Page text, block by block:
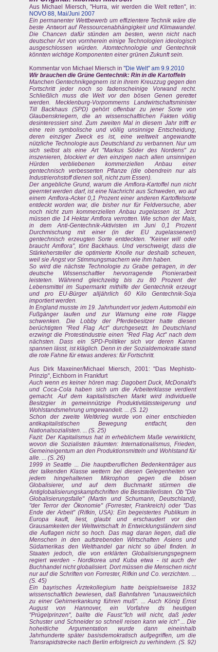
Aus Michael Miersch, "Hurra, wir werden die Welt retten", in:
NOVO 88, Mai/Juni 2007
Ein permanenter Wettbewerb um effizientere Technik wäre die
beste Antwort auf Ressourcenabhängigkeit und Klimawandel.
Die Chancen dafür stünden am besten, wenn nicht nach
deutscher Art von vornherein einige Technologien ideologisch
ausgeschlossen würden. Atomtechnologie und Gentechnik
könnten wichtige Komponenten einer grünen Zukunft sein.
Kommentar von Michael Miersch in "Die Welt" am 9.9.2010
Wir brauchen die Grüne Gentechnik: Rin in die Kartoffeln
Manchen Gentechnikgegnern ist in ihrem Kreuzzug gegen den
Fortschritt jeder noch so fadenscheinige Vorwand recht.
Schließlich muss die Welt vor den bösen Genen gerettet
werden. Mecklenburg-Vorpommerns Landwirtschaftsminister
Till Backhaus (SPD) gehört offenbar zu jener Sorte von
Glaubenskriegern, die an wissenschaftlichen Fakten völlig
desinteressiert sind. Zum zweiten Mal in diesem Jahr trifft er
eine rein symbolische und völlig unsinnige Entscheidung,
deren einziger Zweck es ist, eine weltweit angewandte
nützliche Technologie aus Deutschland zu verbannen. Nur um
sich selbst als eine Art "Markus Söder des Nordens" zu
inszenieren, blockiert er den einzigen nach allen unsinnigen
Hürden verbliebenen kommerziellen Anbau einer
gentechnisch verbesserten Pflanze (die obendrein nur als
Industrierohstoff dienen soll, nicht zum Essen).
Der angebliche Grund, warum die Amflora-Kartoffel nun nicht
geerntet werden darf, ist eine Nachricht aus Schweden, wo auf
einem Amflora-Acker 0,1 Prozent einer anderen Kartoffelsorte
entdeckt worden war, die bisher nur für Feldversuche, aber
noch nicht zum kommerziellen Anbau zugelassen ist. Jetzt
müssen die 14 Hektar Amflora verrotten. Wie schon der Mais,
in dem Anti-Gentechnik-Aktivisten im Juni 0,1 Prozent
Durchmischung mit einer (in der EU zugelassenen!)
gentechnisch erzeugten Sorte entdeckten. "Keiner will oder
braucht Amflora", tönt Backhaus. Und verschweigt, dass die
Stärkehersteller die optimierte Knolle nur deshalb scheuen,
weil sie Angst vor Stimmungsmachern wie ihm haben.
So wird die nächste Technologie zu Grabe getragen, in der
deutsche Wissenschaftler hervorragende Pionierarbeit
leisteten. Während gleichzeitig bis zu 80 Prozent der
Lebensmittel im Supermarkt mithilfe der Gentechnik erzeugt
und pro EU-Bürger alljährlich 60 Kilo Gentechnik-Soja
importiert werden.
In England musste im 19. Jahrhundert vor jedem Automobil ein
Fußgänger laufen und zur Warnung eine rote Flagge
schwenken. Die Lobby der Pferdebesitzer hatte diesen
berüchtigten "Red Flag Act" durchgesetzt. Im Deutschland
erzwingt die Protestindustrie einen "Red Flag Act" nach dem
nächsten. Dass ein SPD-Politiker sich vor deren Karren
spannen lässt, ist kläglich. Denn in der Sozialdemokratie stand
die rote Fahne für etwas anderes: für Fortschritt.
Aus Dirk Maxeiner/Michael Miersch, 2001: "Das Mephisto-
Prinzip", Eichborn in Frankfurt
Auch wenn es keiner hören mag: Dagobert Duck, McDonald's
und Coca-Cola haben sich um die Arbeiterklasse verdient
gemacht. Auf dem kapitalistischen Markt wird individuelle
Besitzgier in gemeinnützige Produktivitätssteigerung und
Wohlstandsmehrung umgewandelt. ... (S. 12)
Schon der zweite Weltkrieg wurde von einer entschieden
antikapitalistischen Bewegung entfacht, den
Nationalsozialisten. ... (S. 25)
Fazit: Der Kapitalismus hat in erheblichem Maße verwirklicht,
wovon die Sozialisten träumten: Internationalismus, Frieden,
Gemeineigentum an den Produktionsmitteln und Wohlstand für
alle. ... (S. 26)
1999 in Seattle ... Die hauptberuflichen Bedenkenträger aus
der talkenden Klasse wettern bei diesen Gelegenheiten vor
jedem hingehaltenen Mikrophon gegen die bösen
Globalisierer, und auf dem Buchmarkt stürmen die
Antiglobalisierungskampfschriften die Beststellerlisten. Ob "Die
Globalisierungsfalle" (Martin und Schumann, Deutschland),
"der Terror der Ökonomie" (Forrester, Frankreich) oder "Das
Ende der Arbeit" (Rifkin, USA): Ein begeistertes Publikum in
Europa kauft, liest, glaubt und erschaudert vor den
Grausamkeiten der Weltwirtschaft. In Entwicklungsländern sind
die Auflagen nicht so hoch. Das mag daran liegen, daß die
Menschen in den aufstrebenden Wirtschaften Asiens und
Südamerikas den Welthandel gar nicht so übel finden. In
Staaten jedoch, die von erklärten Globalisierungsgegnern
regiert werden - Nordkorea und Kuba etwa - ist auch der
Buchhandel nicht globalisiert. Dort müssen die Menschen nicht
nur auf die Schriften von Forrester, Rifkin und Co. verzichten. ...
(S. 45)
Ein bayrisches Ärztekollegium hatte beispielsweise 1832
wissenschaftlich bewiesen, daß Bahnfahren "unausweichlich
zu einer Gehirnerkankung führen muß". ... Auch König Ernst
August von Hannover, ein Vorfahre ds heutigen
"Prügelprinzen", ballte die Faust:"Ich will nicht, daß jeder
Schuster und Schneider so schnell reisen kann wie ich" ... Die
hoheitliche Argumentation wurde dann eineinhalb
Jahrhunderte später basisdemokratisch aufgegriffen, um die
Transrapidstrecke nach Berlin erfolgreich zu verhindern. (S. 92)